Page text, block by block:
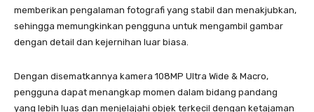
memberikan pengalaman fotografi yang stabil dan menakjubkan,
sehingga memungkinkan pengguna untuk mengambil gambar
dengan detail dan kejernihan luar biasa.
Dengan disematkannya kamera 108MP Ultra Wide & Macro,
pengguna dapat menangkap momen dalam bidang pandang
yang lebih luas dan menjelajahi objek terkecil dengan ketajaman